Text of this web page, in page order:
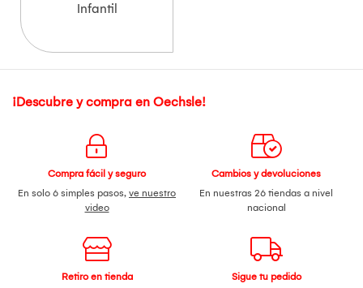
Infantil
¡Descubre y compra en Oechsle!
Compra fácil y seguro
En solo 6 simples pasos, ve nuestro
video
Cambios y devoluciones
En nuestras 26 tiendas a nivel
nacional
Retiro en tienda
Sigue tu pedido